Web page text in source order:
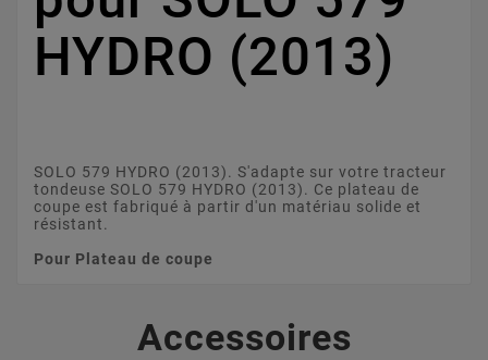
HYDRO (2013)
SOLO 579 HYDRO (2013). S'adapte sur votre tracteur
tondeuse SOLO 579 HYDRO (2013). Ce plateau de
coupe est fabriqué à partir d'un matériau solide et
résistant.
Pour Plateau de coupe
Accessoires